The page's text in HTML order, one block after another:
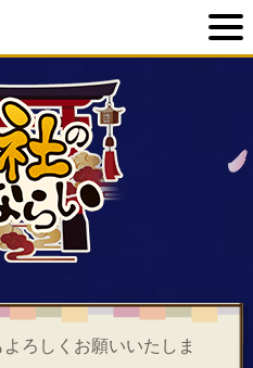
ろしくお願いいたしま